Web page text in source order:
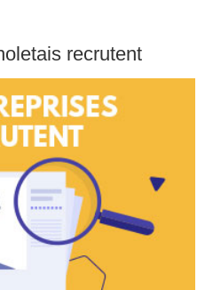
recrutent